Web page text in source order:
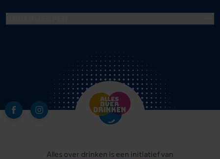
Alles over drinken is een initiatief van